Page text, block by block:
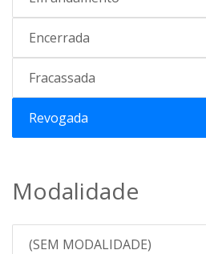
Encerrada
Fracassada
Revogada
Modalidade
(SEM MODALIDADE)